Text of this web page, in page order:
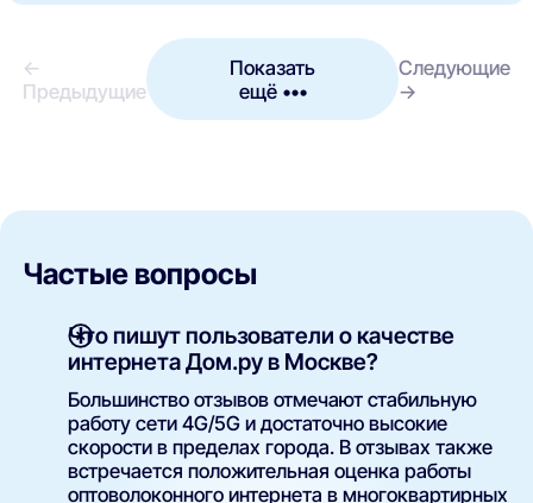
←
Предыдущие
Показать
ещё •••
Следующие
→
Частые вопросы
Что пишут пользователи о качестве
интернета Дом.ру в Москве?
Большинство отзывов отмечают стабильную
работу сети 4G/5G и достаточно высокие
скорости в пределах города. В отзывах также
встречается положительная оценка работы
оптоволоконного интернета в многоквартирных